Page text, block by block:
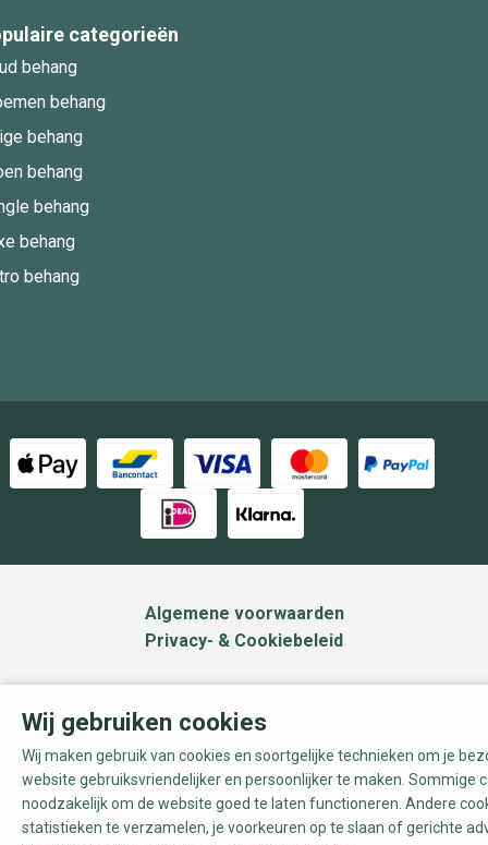
categorieën
behang
behang
behang
behang
behang
behang
behang
Algemene voorwaarden
Privacy- & Cookiebeleid
Wij gebruiken cookies
Wij maken gebruik van cookies en soortgelijke technieken om je
website gebruiksvriendelijker en persoonlijker te maken. Sommige
noodzakelijk om de website goed te laten functioneren. Andere
statistieken te verzamelen, je voorkeuren op te slaan of gerichte